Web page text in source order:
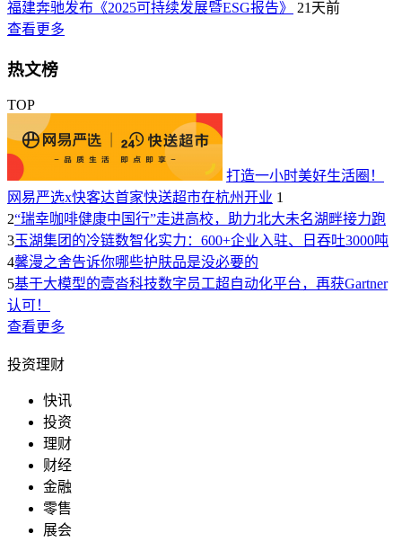
福建奔驰发布《2025可持续发展暨ESG报告》
21天前
查看更多
热文榜
TOP
打造一小时美好生活圈！
网易严选x快客达首家快送超市在杭州开业 1
2“瑞幸咖啡健康中国行”走进高校，助力北大未名湖畔接力跑
3玉湖集团的冷链数智化实力：600+企业入驻、日吞吐3000吨
4馨漫之舍告诉你哪些护肤品是没必要的
5基于大模型的壹沓科技数字员工超自动化平台，再获Gartner
认可！
查看更多
投资理财
快讯
投资
理财
财经
金融
零售
展会